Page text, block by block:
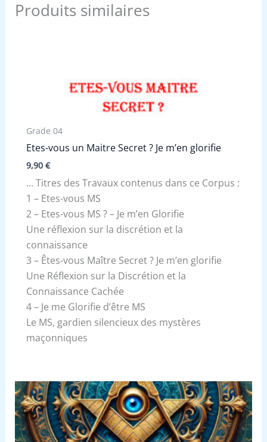
Produits similaires
Grade 04
Etes-vous un Maitre Secret ? Je m’en glorifie
9,90 €
… Titres des Travaux contenus dans ce Corpus :
1 – Etes-vous MS
2 – Etes-vous MS ? – Je m’en Glorifie
Une réflexion sur la discrétion et la
connaissance
3 – Êtes-vous Maître Secret ? Je m’en glorifie
Une Réflexion sur la Discrétion et la
Connaissance Cachée
4 – Je me Glorifie d’être MS
Le MS, gardien silencieux des mystères
maçonniques